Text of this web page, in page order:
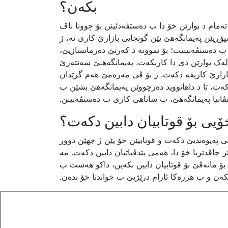
بکەن؟
تەمام د بوارێن خۆ دا ب دەستڤەدئینن بۆ چوونا ناڤ
پەیمانگەهێ یێن گونجایی بازارێ کاری نە، ژ
بۆ نموونە د کەرتێ دەرمانسازیێ،
بوارێن دی دا کاربکەت. پەیمانگەهـێ سەنتەرێ
کاریڤە دکەت. ژ بۆ ڤی مەرەمێ هەم گرێدان
تا د داهاتووید دەرچووێن پەیمانگەهێ بشێن ب
پەیمانگەهێ، ب ساناهی کاری ب دەستڤەبینن.
پەیوەندیێ دکەت و قوتابیێن خۆ یێن ژ جهێن دوور
خۆ دا، هەمی پێدڤیاتیان دابین دکەت. مە
مانەڤێ بۆ قوتابیان دابین بکەین، داکو هەست ب
و ب هزرەکا ئارام درێژیێ ب خواندنا خۆ بدەن.